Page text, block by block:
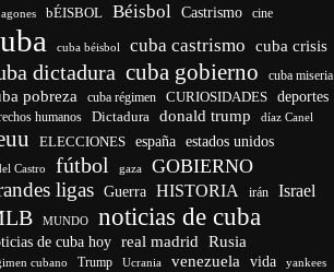
bÉISBOL Béisbol Castrismo cine
cuba béisbol cuba castrismo cuba crisis
dictadura cuba gobierno cuba miseria
pobreza cuba régimen CURIOSIDADES deportes
humanos Dictadura donald trump díaz Canel
ELECCIONES españa estados unidos
Castro fútbol gaza GOBIERNO
ligas Guerra HISTORIA irán Israel
MUNDO noticias de cuba
de cuba hoy real madrid Rusia
cubano Trump Ucrania venezuela vida yankees